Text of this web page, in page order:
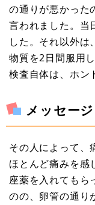
の通りが悪かった
言われました。当
した。それ以外は
物質を2日間服用
検査自体は、ホン
メッセー
その人によって、
ほとんど痛みを感
座薬を入れてもら
のの、卵管の通り